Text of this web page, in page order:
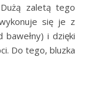
zaletą tego
się je z
bawełny) i dzięki
Do tego, bluzka